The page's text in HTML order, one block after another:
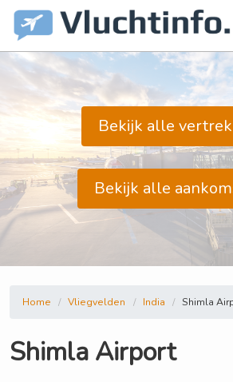
Bekijk alle
Bekijk alle
Home Vliegvelden India Shimla
Shimla Airport